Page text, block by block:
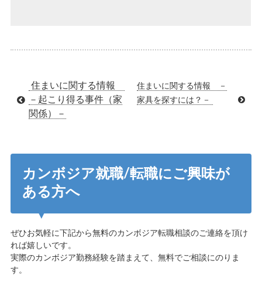
住まいに関する情報
－起こり得る事件（家
関係）－
住まいに関する情報 －
家具を探すには？－
カンボジア就職/転職にご興味が
ある方へ
ぜひお気軽に下記から無料のカンボジア転職相談のご連絡を頂け
れば嬉しいです。
実際のカンボジア勤務経験を踏まえて、無料でご相談にのりま
す。